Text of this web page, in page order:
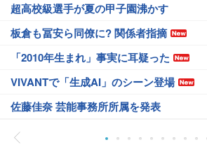
超高校級選手が夏の甲子園沸かす
板倉も冨安ら同僚に? 関係者指摘
「2010年生まれ」事実に耳疑った
VIVANTで「生成AI」のシーン登場
佐藤佳奈 芸能事務所所属を発表